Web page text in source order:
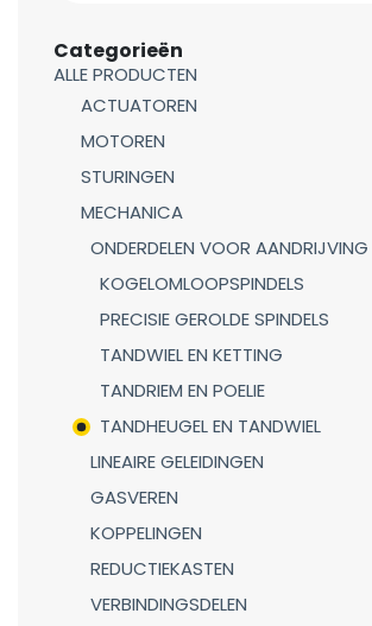
Categorieën
ALLE PRODUCTEN
ACTUATOREN
MOTOREN
STURINGEN
MECHANICA
ONDERDELEN VOOR AANDRIJVING
KOGELOMLOOPSPINDELS
PRECISIE GEROLDE SPINDELS
TANDWIEL EN KETTING
TANDRIEM EN POELIE
TANDHEUGEL EN TANDWIEL
LINEAIRE GELEIDINGEN
GASVEREN
KOPPELINGEN
REDUCTIEKASTEN
VERBINDINGSDELEN